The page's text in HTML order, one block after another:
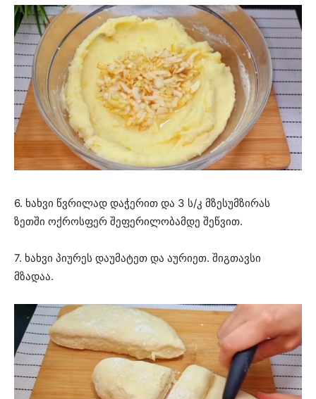
6. ხახვი წვრილად დაჭერით და 3 ს/კ მზესუმზირას
ზეთში ოქროსფერ შეფერილობამდე შეწვით.
7. ხახვი პიურეს დაუმატეთ და აურიეთ. შიგთავსი
მზადაა.